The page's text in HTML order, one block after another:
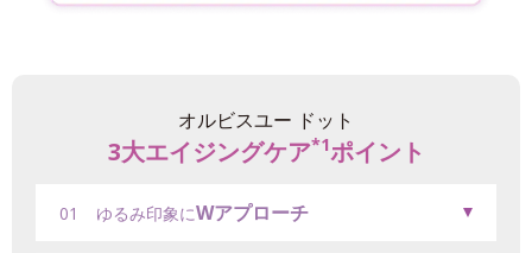
オルビスユー ドット
3大エイジングケア*1ポイント
01 ゆるみ印象にWアプローチ